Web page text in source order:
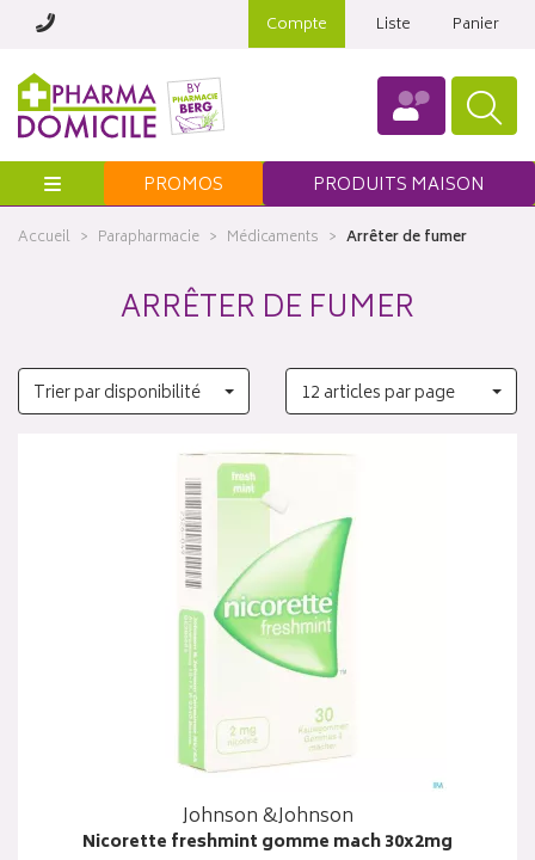
Compte Liste Panier
Menu PROMOS PRODUITS MAISON
Accueil Parapharmacie Médicaments Arrêter de fumer
ARRÊTER DE FUMER
Trier par disponibilité 12 articles par page
Johnson &Johnson
Nicorette freshmint gomme mach 30x2mg